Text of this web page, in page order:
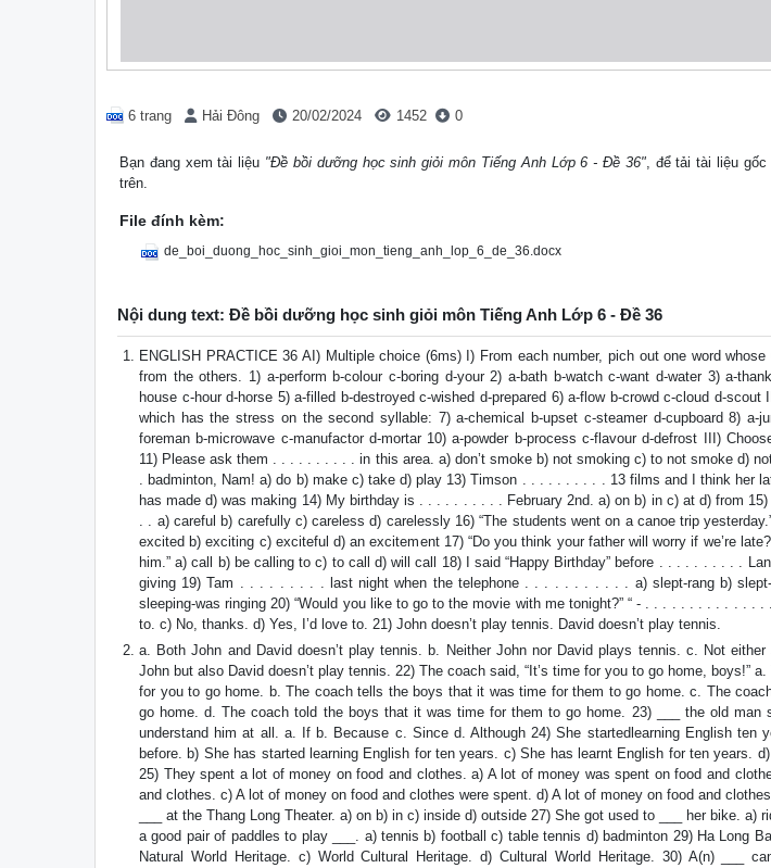
6 trang Hải Đông 20/02/2024 1452 0
Bạn đang xem tài liệu "Đề bồi dưỡng học sinh giỏi môn Tiếng Anh Lớp 6 - Đề 36", để tải tài liệu
trên.
File đính kèm:
de_boi_duong_hoc_sinh_gioi_mon_tieng_anh_lop_6_de_36.docx
Nội dung text: Đề bồi dưỡng học sinh giỏi môn Tiếng Anh Lớp 6 - Đề 36
ENGLISH PRACTICE 36 AI) Multiple choice (6ms) I) From each number, pich out one word
from the others. 1) a-perform b-colour c-boring d-your 2) a-bath b-watch c-want d-water 3) a-
house c-hour d-horse 5) a-filled b-destroyed c-wished d-prepared 6) a-flow b-crowd c-cloud d-
which has the stress on the second syllable: 7) a-chemical b-upset c-steamer d-cupboard 8) a-
foreman b-microwave c-manufactor d-mortar 10) a-powder b-process c-flavour d-defrost III)
11) Please ask them . . . . . . . . . . in this area. a) don’t smoke b) not smoking c) to not smoke d)
. badminton, Nam! a) do b) make c) take d) play 13) Timson . . . . . . . . . . 13 films and I think her
has made d) was making 14) My birthday is . . . . . . . . . . February 2nd. a) on b) in c) at d) from
. . a) careful b) carefully c) careless d) carelessly 16) “The students went on a canoe trip
excited b) exciting c) exciteful d) an excitement 17) “Do you think your father will worry if we’re
him.” a) call b) be calling to c) to call d) will call 18) I said “Happy Birthday” before . . . . . . . . . .
giving 19) Tam . . . . . . . . . last night when the telephone . . . . . . . . . . . a) slept-rang b) slept-
sleeping-was ringing 20) “Would you like to go to the movie with me tonight?” “ - . . . . . . . . . . . . . .
to. c) No, thanks. d) Yes, I’d love to. 21) John doesn’t play tennis. David doesn’t play tennis.
a. Both John and David doesn’t play tennis. b. Neither John nor David plays tennis. c. Not
John but also David doesn’t play tennis. 22) The coach said, “It’s time for you to go home, boys!”
for you to go home. b. The coach tells the boys that it was time for them to go home. c. The
go home. d. The coach told the boys that it was time for them to go home. 23) ___ the old man
understand him at all. a. If b. Because c. Since d. Although 24) She startedlearning English ten
before. b) She has started learning English for ten years. c) She has learnt English for ten years.
25) They spent a lot of money on food and clothes. a) A lot of money was spent on food and
and clothes. c) A lot of money on food and clothes were spent. d) A lot of money on food and
___ at the Thang Long Theater. a) on b) in c) inside d) outside 27) She got used to ___ her bike. a)
a good pair of paddles to play ___. a) tennis b) football c) table tennis d) badminton 29) Ha Long
Natural World Heritage. c) World Cultural Heritage. d) Cultural World Heritage. 30) A(n) ___